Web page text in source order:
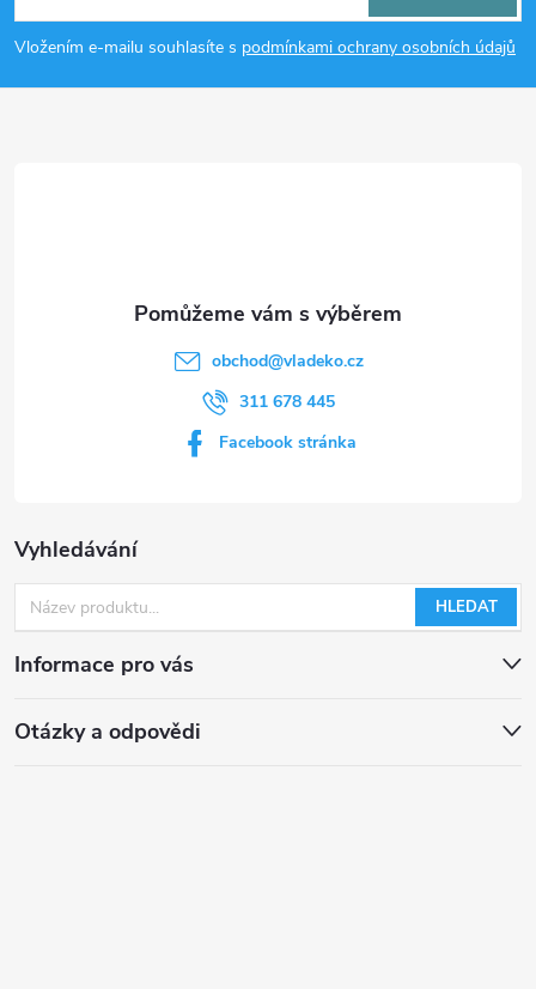
p
a
Vložením e-mailu souhlasíte s podmínkami ochrany osobních údajů
Vyhledávání
HLEDAT
Informace pro vás
Otázky a odpovědi
obchod@vladeko.cz
311 678 445
Facebook stránka